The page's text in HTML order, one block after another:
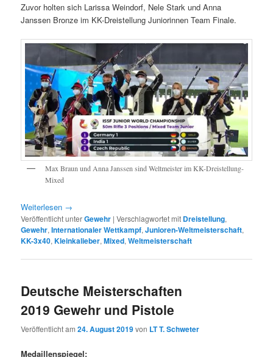
Zuvor holten sich Larissa Weindorf, Nele Stark und Anna
Janssen Bronze im KK-Dreistellung Juniorinnen Team Finale.
Max Braun und Anna Janssen sind Weltmeister im KK-Dreistellung-
Mixed
Weiterlesen →
Veröffentlicht unterGewehr |Verschlagwortet mit Dreistellung,
Gewehr,Internationaler Wettkampf,Junioren-Weltmeisterschaft,
KK-3x40,Kleinkalieber,Mixed,Weltmeisterschaft
Deutsche Meisterschaften
2019 Gewehr und Pistole
Veröffentlicht am24. August 2019von LT T. Schweter
Medaillenspiegel: